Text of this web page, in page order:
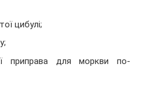
цибулі;
приправа для моркви по-